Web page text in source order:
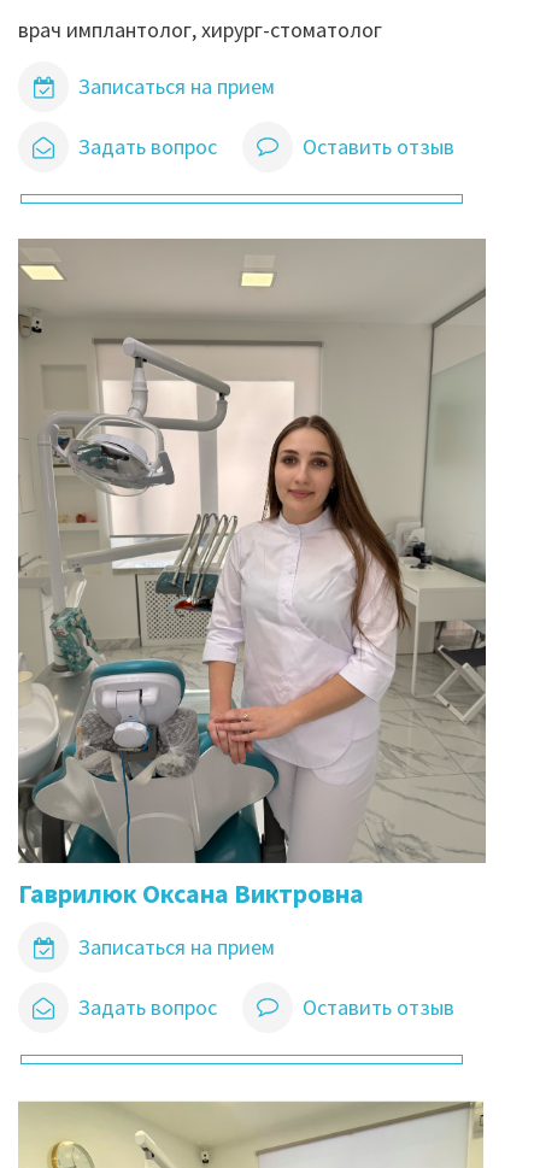
врач имплантолог, хирург-стоматолог
Записаться на прием
Задать вопрос Оставить отзыв
Гаврилюк Оксана Виктровна
Записаться на прием
Задать вопрос Оставить отзыв